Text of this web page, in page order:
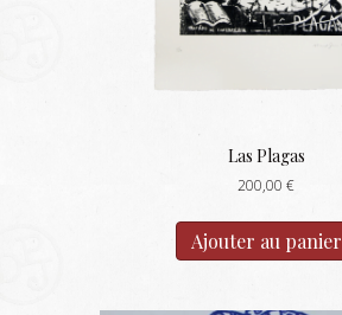
Las Plagas
200,00 €
Ajouter au panier